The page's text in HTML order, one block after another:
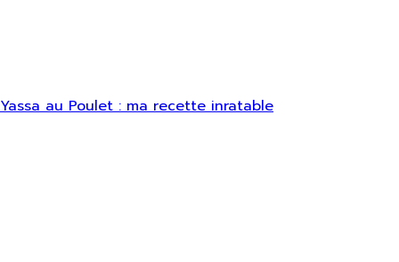
Yassa au Poulet : ma recette inratable